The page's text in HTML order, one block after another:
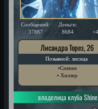
Сообщений:
37887
Деньги:
8684
Лисандра Торез, 26
•Сияние
• Хиллер
Позывной: лисица
владелица клуба Shine